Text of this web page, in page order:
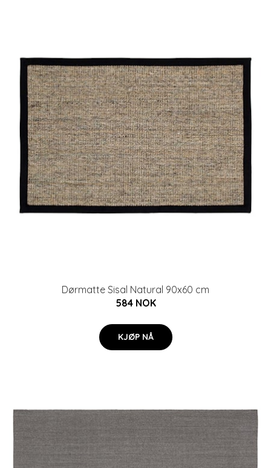
Dørmatte Sisal Natural 90x60 cm
584 NOK
KJØP NÅ